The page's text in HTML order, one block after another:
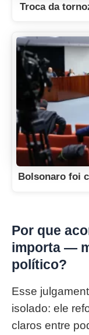
Troca da
Bolsonaro foi
Por que
importa —
político?
Esse
isolado: ele
claros entre